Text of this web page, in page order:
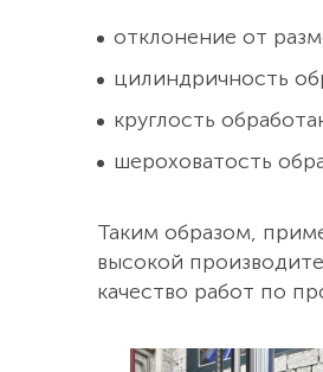
отклонение от
цилиндричность
круглость
шероховатость
Таким образом,
высокой
качество работ по